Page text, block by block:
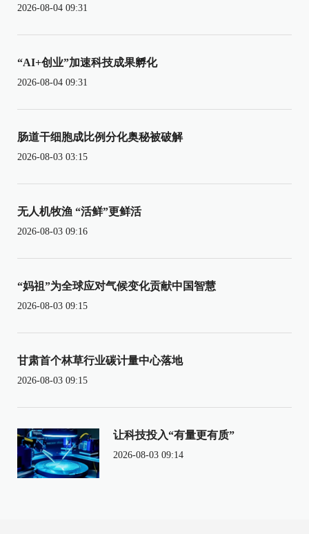
2026-08-04 09:31
“AI+创业”加速科技成果孵化
2026-08-04 09:31
肠道干细胞成比例分化奥秘被破解
2026-08-03 03:15
无人机牧渔 “活鲜”更鲜活
2026-08-03 09:16
“妈祖”为全球应对气候变化贡献中国智慧
2026-08-03 09:15
甘肃首个林草行业碳计量中心落地
2026-08-03 09:15
让科技投入“有量更有质”
2026-08-03 09:14